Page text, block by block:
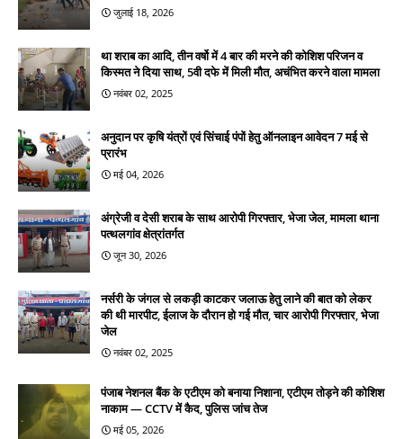
जुलाई 18, 2026
था शराब का आदि, तीन वर्षो में 4 बार की मरने की कोशिश परिजन व
किस्मत ने दिया साथ, 5वी दफे में मिली मौत, अचंभित करने वाला मामला
नवंबर 02, 2025
अनुदान पर कृषि यंत्रों एवं सिंचाई पंपों हेतु ऑनलाइन आवेदन 7 मई से
प्रारंभ
मई 04, 2026
अंग्रेजी व देसी शराब के साथ आरोपी गिरफ्तार, भेजा जेल, मामला थाना
पत्थलगांव क्षेत्रांतर्गत
जून 30, 2026
नर्सरी के जंगल से लकड़ी काटकर जलाऊ हेतु लाने की बात को लेकर
की थी मारपीट, ईलाज के दौरान हो गई मौत, चार आरोपी गिरफ्तार, भेजा
जेल
नवंबर 02, 2025
पंजाब नेशनल बैंक के एटीएम को बनाया निशाना, एटीएम तोड़ने की कोशिश
नाकाम — CCTV में कैद, पुलिस जांच तेज
मई 05, 2026